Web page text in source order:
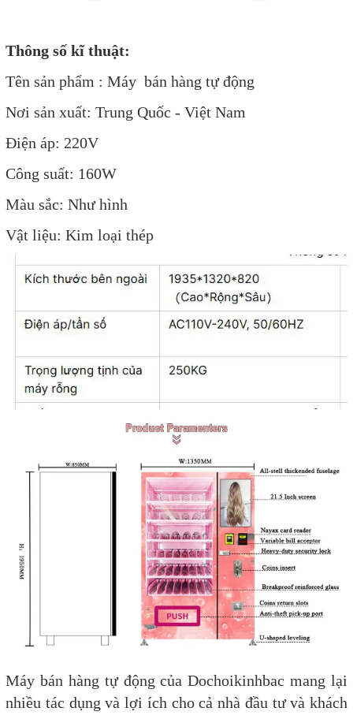
Thông số kĩ thuật:
Tên sản phẩm : Máy bán hàng tự động
Nơi sản xuất: Trung Quốc - Việt Nam
Điện áp: 220V
Công suất: 160W
Màu sắc: Như hình
Vật liệu: Kim loại thép
Máy bán hàng tự động của Dochoikinhbac mang lại
nhiều tác dụng và lợi ích cho cả nhà đầu tư và khách